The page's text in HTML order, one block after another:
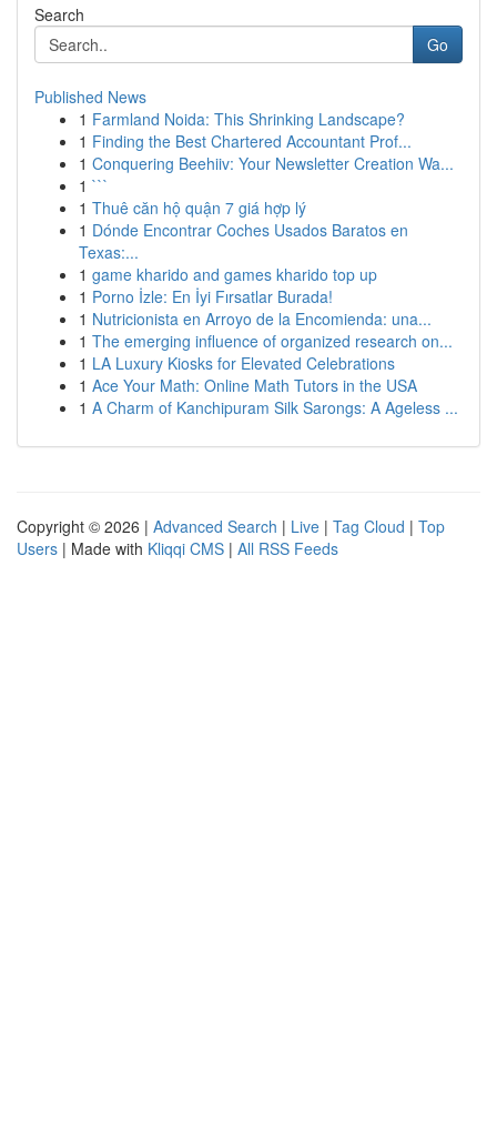
Search
Go
Published News
1 Farmland Noida: This Shrinking Landscape?
1 Finding the Best Chartered Accountant Prof...
1 Conquering Beehiiv: Your Newsletter Creation Wa...
1 ```
1 Thuê căn hộ quận 7 giá hợp lý
1 Dónde Encontrar Coches Usados Baratos en
Texas:...
1 game kharido and games kharido top up
1 Porno İzle: En İyi Fırsatlar Burada!
1 Nutricionista en Arroyo de la Encomienda: una...
1 The emerging influence of organized research on...
1 LA Luxury Kiosks for Elevated Celebrations
1 Ace Your Math: Online Math Tutors in the USA
1 A Charm of Kanchipuram Silk Sarongs: A Ageless ...
Copyright © 2026 | Advanced Search | Live | Tag Cloud | Top
Users | Made with Kliqqi CMS | All RSS Feeds